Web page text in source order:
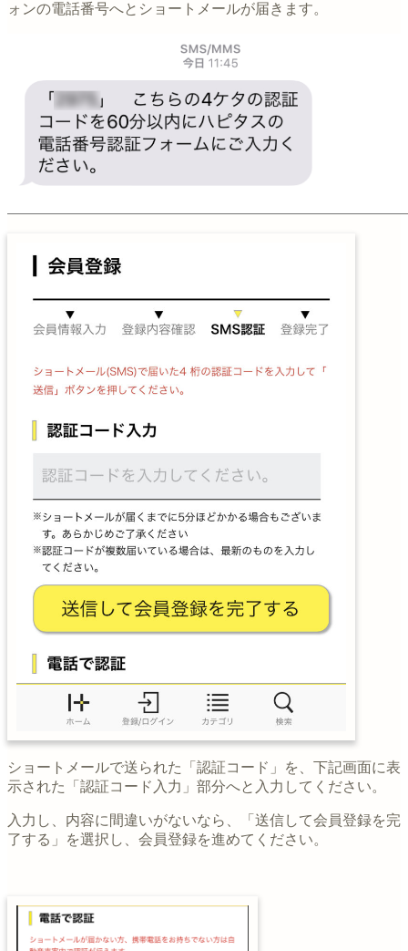
ォンの電話番号へとショートメールが届きます。
ショートメールで送られた「認証コード」を、下記画面に表
示された「認証コード入力」部分へと入力してください。
入力し、内容に間違いがないなら、「送信して会員登録を完
了する」を選択し、会員登録を進めてください。